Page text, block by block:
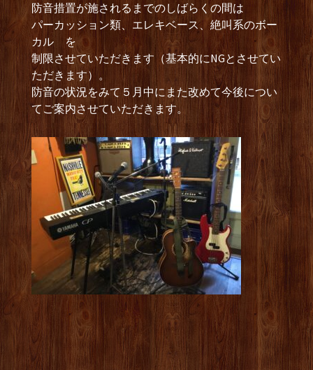
防音措置が施されるまでのしばらくの間は
パーカッション類、エレキベース、絶叫系のボー
カル を
制限させていただきます（基本的にNGとさせてい
ただきます）。
防音の状況をみて５月中にまた改めて今後につい
てご案内させていただきます。